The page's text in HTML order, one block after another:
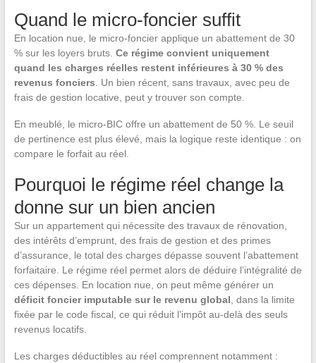
Quand le micro-foncier suffit
En location nue, le micro-foncier applique un abattement de 30
% sur les loyers bruts. Ce régime convient uniquement
quand les charges réelles restent inférieures à 30 % des
revenus fonciers . Un bien récent, sans travaux, avec peu de
frais de gestion locative, peut y trouver son compte.
En meublé, le micro-BIC offre un abattement de 50 %. Le seuil
de pertinence est plus élevé, mais la logique reste identique : on
compare le forfait au réel.
Pourquoi le régime réel change la
donne sur un bien ancien
Sur un appartement qui nécessite des travaux de rénovation,
des intérêts d’emprunt, des frais de gestion et des primes
d’assurance, le total des charges dépasse souvent l’abattement
forfaitaire. Le régime réel permet alors de déduire l’intégralité de
ces dépenses. En location nue, on peut même générer un
déficit foncier imputable sur le revenu global , dans la limite
fixée par le code fiscal, ce qui réduit l’impôt au-delà des seuls
revenus locatifs.
Les charges déductibles au réel comprennent notamment :